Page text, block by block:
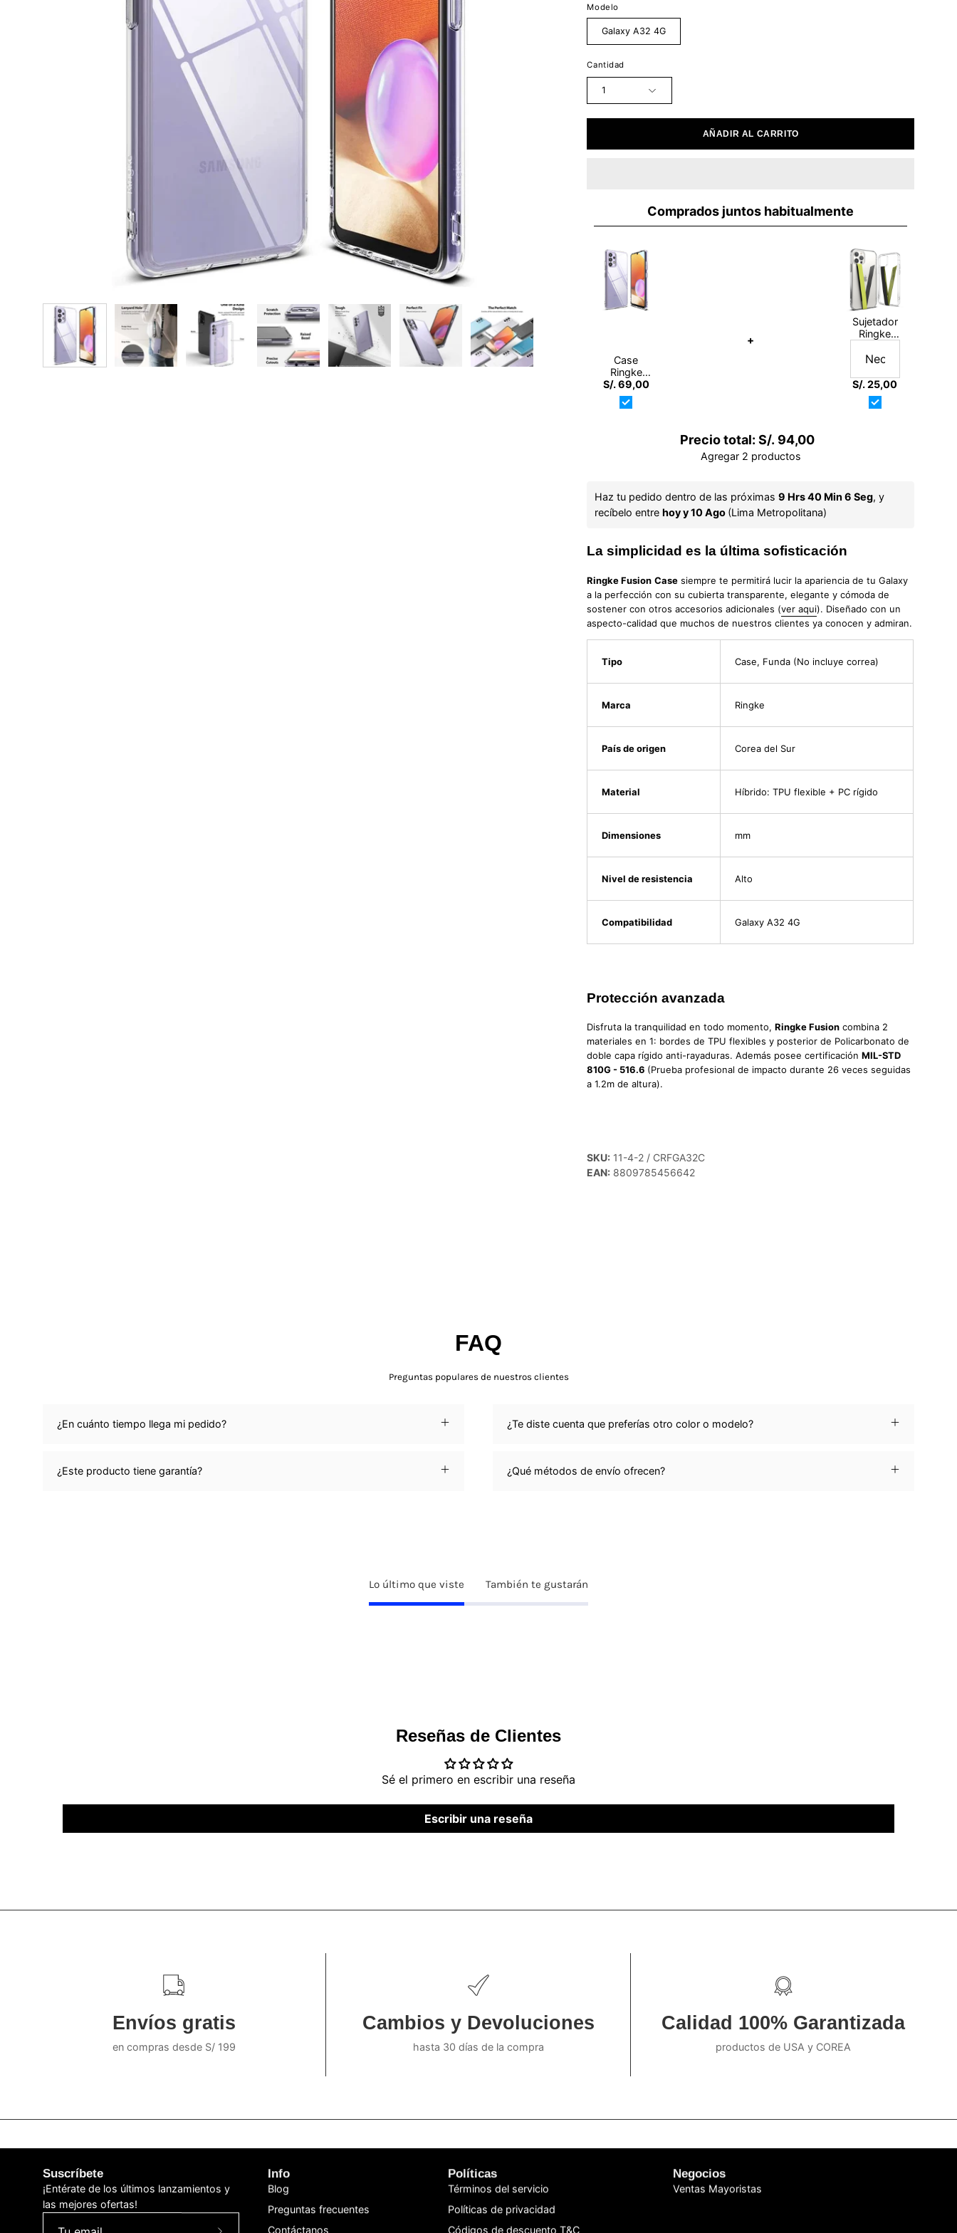
Modelo
Galaxy A32 4G
Cantidad
1
AÑADIR AL CARRITO
Comprados juntos habitualmente
Case
Ringke
Fusion
Galaxy
A32 4G
S/. 69,00
+
Sujetador
Ringke
Strap
S/. 25,00
Precio total: S/. 94,00
Agregar 2 productos
Haz tu pedido dentro de las próximas 9 Hrs 40 Min 6 Seg, y
recíbelo entre hoy y 10 Ago (Lima Metropolitana)
La simplicidad es la última sofisticación
Ringke Fusion Case siempre te permitirá lucir la apariencia de tu Galaxy
a la perfección con su cubierta transparente, elegante y cómoda de
sostener con otros accesorios adicionales (ver aqui). Diseñado con un
aspecto-calidad que muchos de nuestros clientes ya conocen y admiran.
Tipo Case, Funda (No incluye correa)
Marca Ringke
País de origen Corea del Sur
Material Híbrido: TPU flexible + PC rígido
Dimensiones mm
Nivel de resistencia Alto
Compatibilidad Galaxy A32 4G
Protección avanzada
Disfruta la tranquilidad en todo momento,Ringke Fusion combina 2
materiales en 1: bordes de TPU flexibles y posterior de Policarbonato de
doble capa rígido anti-rayaduras. Además posee certificaciónMIL-STD
810G - 516.6 (Prueba profesional de impacto durante 26 veces seguidas
a 1.2m de altura).
SKU: 11-4-2 / CRFGA32C
EAN: 8809785456642
FAQ
Preguntas populares de nuestros clientes
¿En cuánto tiempo llega mi pedido?
¿Este producto tiene garantía?
¿Te diste cuenta que preferías otro color o modelo?
¿Qué métodos de envío ofrecen?
Lo último que viste También te gustarán
Reseñas de Clientes
Sé el primero en escribir una reseña
Escribir una reseña
Envíos gratis
en compras desde S/ 199
Cambios y Devoluciones
hasta 30 días de la compra
Calidad 100% Garantizada
productos de USA y COREA
Suscríbete
¡Entérate de los últimos lanzamientos y
las mejores ofertas!
Info
Blog
Preguntas frecuentes
Contáctanos
Políticas
Términos del servicio
Políticas de privacidad
Códigos de descuento T&C
Negocios
Ventas Mayoristas